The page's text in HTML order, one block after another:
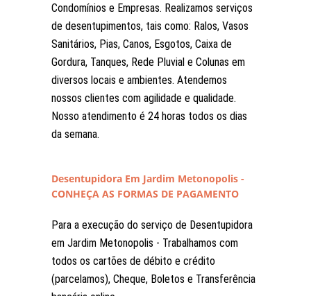
Condomínios e Empresas. Realizamos serviços
de desentupimentos, tais como: Ralos, Vasos
Sanitários, Pias, Canos, Esgotos, Caixa de
Gordura, Tanques, Rede Pluvial e Colunas em
diversos locais e ambientes. Atendemos
nossos clientes com agilidade e qualidade.
Nosso atendimento é 24 horas todos os dias
da semana.
Desentupidora Em Jardim Metonopolis -
CONHEÇA AS FORMAS DE PAGAMENTO
Para a execução do serviço de Desentupidora
em Jardim Metonopolis - Trabalhamos com
todos os cartões de débito e crédito
(parcelamos), Cheque, Boletos e Transferência